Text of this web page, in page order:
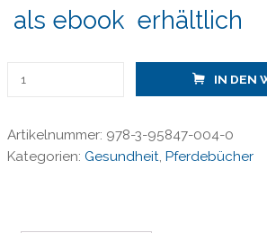
als ebook erhältlich
Pferd
-
IN DEN
Artikelnummer: 978-3-95847-004-0
Kategorien: Gesundheit, Pferdebücher